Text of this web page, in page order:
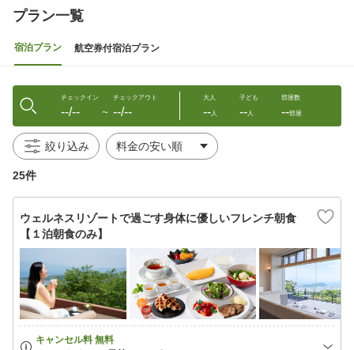
プラン一覧
宿泊プラン 航空券付宿泊プラン
チェックイン
--/-- 〜
チェックアウト
--/--
大人
--人
子ども
--人
部屋数
--部屋
絞り込み
25件
ウェルネスリゾートで過ごす身体に優しいフレンチ朝食
【１泊朝食のみ】